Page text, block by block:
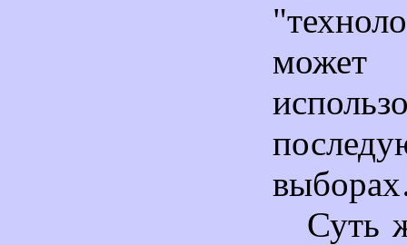
Суть